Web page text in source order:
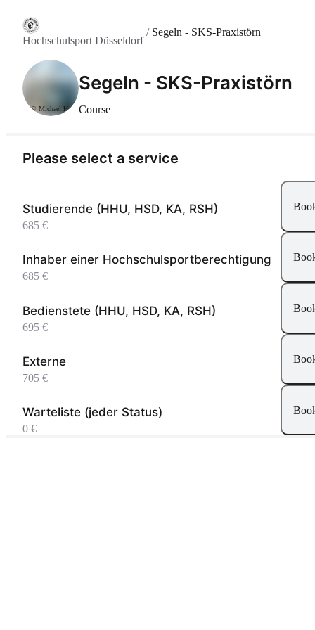
Hochschulsport Düsseldorf
/ Segeln - SKS-Praxistörn
© Michael Held
Segeln - SKS-Praxistörn
Course
Please select a service
Studierende (HHU, HSD, KA, RSH)
685 €
Inhaber einer Hochschulsportberechtigung
685 €
Bedienstete (HHU, HSD, KA, RSH)
695 €
Externe
705 €
Warteliste (jeder Status)
0 €